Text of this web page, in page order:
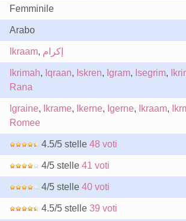
Femminile
Arabo
Ikraam, إكرام
Ikrimah, Iqraan, Iskren, Igram, Isegrim,
Rana
Igraine, Ikrame, Ikerne, Igerne, Ikraam,
Romee
4.5/5 stelle 48 voti
4/5 stelle 41 voti
4/5 stelle 40 voti
4.5/5 stelle 39 voti